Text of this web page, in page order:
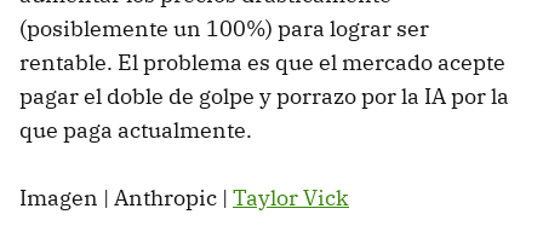
(posiblemente un 100%) para lograr ser
rentable. El problema es que el mercado acepte
pagar el doble de golpe y porrazo por la IA por la
que paga actualmente.
Imagen | Anthropic | Taylor Vick